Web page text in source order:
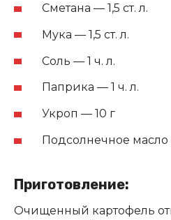
Сметана — 1,5 ст. л.
Мука — 1,5 ст. л.
Соль — 1 ч. л.
Паприка — 1 ч. л.
Укроп — 10 г
Подсолнечное масло
Приготовление:
Очищенный картофель